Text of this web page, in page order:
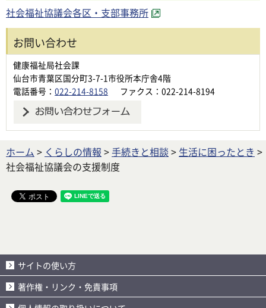
社会福祉協議会各区・支部事務所
お問い合わせ
健康福祉局社会課
仙台市青葉区国分町3-7-1市役所本庁舎4階
電話番号： 022-214-8158 ファクス：022-214-8194
ホーム > くらしの情報 >手続きと相談 > 生活に困ったとき >
社会福祉協議会の支援制度
サイトの使い方
著作権・リンク・免責事項